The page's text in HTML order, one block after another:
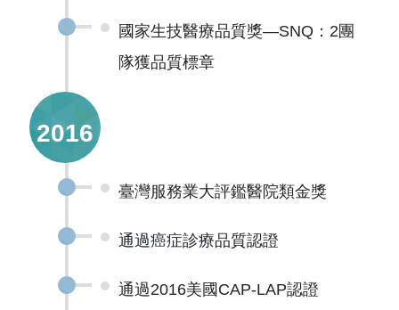
國家生技醫療品質獎—SNQ：2團
隊獲品質標章
2016
臺灣服務業大評鑑醫院類金獎
通過癌症診療品質認證
通過2016美國CAP-LAP認證